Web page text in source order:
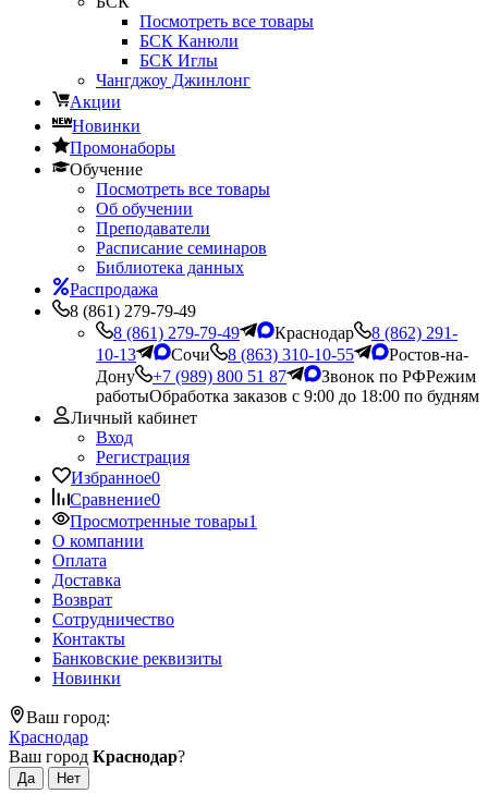
Посмотреть все товары
БСК Канюли
БСК Иглы
Чангджоу Джинлонг
Акции
Новинки
Промонаборы
Обучение
Посмотреть все товары
Об обучении
Преподаватели
Расписание семинаров
Библиотека данных
Распродажа
8 (861) 279-79-49
8 (861) 279-79-49
Краснодар
8 (862) 291-
10-13
Сочи 8 (863) 310-10-55
Ростов-на-
Дону
+7 (989) 800 51 87 Звонок по РФРежим
работыОбработка заказов с 9:00 до 18:00 по будням
Личный кабинет
Вход
Регистрация
Избранное0
Сравнение0
Просмотренные товары1
О компании
Оплата
Доставка
Возврат
Сотрудничество
Контакты
Банковские реквизиты
Новинки
Ваш город:
Краснодар
Ваш город Краснодар?